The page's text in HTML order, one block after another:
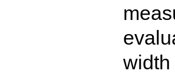
width